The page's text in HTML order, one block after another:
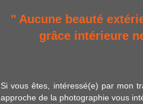
" Aucune beauté
grâce intérieure
Si vous êtes, intéressé(e) par mon
approche de la photographie vous